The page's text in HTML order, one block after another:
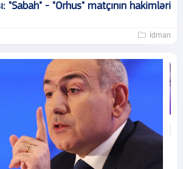
"Sabah" - "Orhus" matçının hakimləri
İdman